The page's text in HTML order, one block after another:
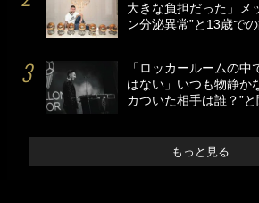
大きな負担だった」メ
ン分泌異常”と13歳で
「ロッカールームの中
はない」いつも物静か
カついた相手は誰？”
もっと見る